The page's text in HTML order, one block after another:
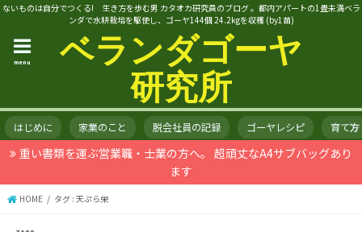
ないものは自分でつくる! 生き方を歩む男 カタオカ研究員のブログ 。都内アパートの1畳未満ベラ
ンダで水耕栽培を駆使し、ゴーヤ144個 24.2kgを収穫 (by1苗)
ベランダゴーヤ
研究所
menu
はじめに 家業のこと 脱会社員の記録 ゴーヤレシピ 育て方
重い書類を運ぶ営業職・士業の方へ。 超頑丈なA4サブバッグあり
ます
HOME タグ : 天ぷら栄